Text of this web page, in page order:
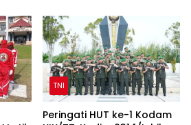
TNI
Peringati HUT ke-1 Kodam